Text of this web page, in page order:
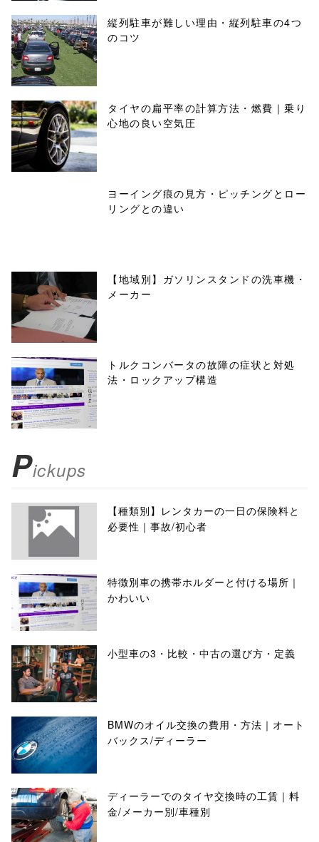
縦列駐車が難しい理由・縦列駐車の4つ
のコツ
タイヤの扁平率の計算方法・燃費｜乗り
心地の良い空気圧
ヨーイング痕の見方・ピッチングとロー
リングとの違い
【地域別】ガソリンスタンドの洗車機・
メーカー
トルクコンバータの故障の症状と対処
法・ロックアップ構造
Pickups
【種類別】レンタカーの一日の保険料と
必要性｜事故/初心者
特徴別車の携帯ホルダーと付ける場所｜
かわいい
小型車の3・比較・中古の選び方・定義
BMWのオイル交換の費用・方法｜オート
バックス/ディーラー
ディーラーでのタイヤ交換時の工賃｜料
金/メーカー別/車種別